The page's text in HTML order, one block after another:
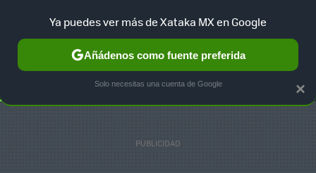
SELECCIÓN GAMING HOME AUTO TERRITORIO
×
Ya puedes ver más de Xataka MX en Google
Añádenos como fuente preferida
Solo necesitas una cuenta de Google